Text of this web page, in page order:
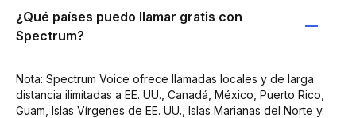
¿Qué países puedo llamar gratis con
Spectrum?
Nota: Spectrum Voice ofrece llamadas locales y de larga
distancia ilimitadas a EE. UU., Canadá, México, Puerto Rico,
Guam, Islas Vírgenes de EE. UU., Islas Marianas del Norte y